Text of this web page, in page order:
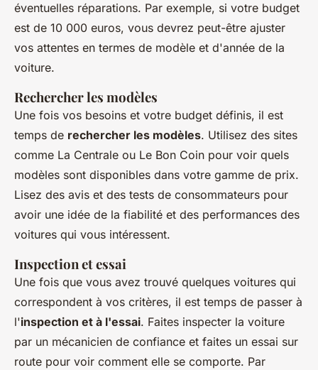
éventuelles réparations. Par exemple, si votre budget
est de 10 000 euros, vous devrez peut-être ajuster
vos attentes en termes de modèle et d'année de la
voiture.
Rechercher les modèles
Une fois vos besoins et votre budget définis, il est
temps de rechercher les modèles. Utilisez des sites
comme La Centrale ou Le Bon Coin pour voir quels
modèles sont disponibles dans votre gamme de prix.
Lisez des avis et des tests de consommateurs pour
avoir une idée de la fiabilité et des performances des
voitures qui vous intéressent.
Inspection et essai
Une fois que vous avez trouvé quelques voitures qui
correspondent à vos critères, il est temps de passer à
l'inspection et à l'essai. Faites inspecter la voiture
par un mécanicien de confiance et faites un essai sur
route pour voir comment elle se comporte. Par